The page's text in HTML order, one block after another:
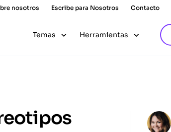
nosotros Escribe para Nosotros Contacto
Temas Herramientas